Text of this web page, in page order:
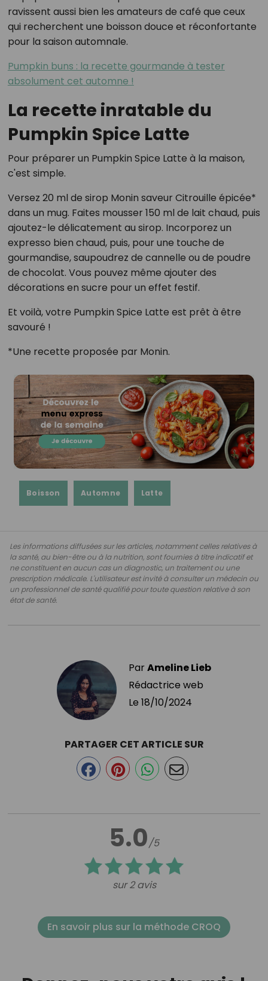
ravissent aussi bien les amateurs de café que ceux
qui recherchent une boisson douce et réconfortante
pour la saison automnale.
Pumpkin buns : la recette gourmande à tester
absolument cet automne !
La recette inratable du
Pumpkin Spice Latte
Pour préparer un Pumpkin Spice Latte à la maison,
c'est simple.
Versez 20 ml de sirop Monin saveur Citrouille épicée*
dans un mug. Faites mousser 150 ml de lait chaud, puis
ajoutez-le délicatement au sirop. Incorporez un
expresso bien chaud, puis, pour une touche de
gourmandise, saupoudrez de cannelle ou de poudre
de chocolat. Vous pouvez même ajouter des
décorations en sucre pour un effet festif.
Et voilà, votre Pumpkin Spice Latte est prêt à être
savouré !
*Une recette proposée par Monin.
Boisson Automne Latte
Les informations diffusées sur les articles, notamment celles relatives à
la santé, au bien-être ou à la nutrition, sont fournies à titre indicatif et
ne constituent en aucun cas un diagnostic, un traitement ou une
prescription médicale. L'utilisateur est invité à consulter un médecin ou
un professionnel de santé qualifié pour toute question relative à son
état de santé.
ParAmeline Lieb
Rédactrice web
Le 18/10/2024
5.0/5
sur 2 avis
PARTAGER CET ARTICLE SUR
En savoir plus sur la méthode CROQ